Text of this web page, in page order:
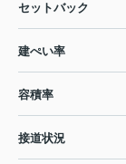
セットバック
建ぺい率
容積率
接道状況